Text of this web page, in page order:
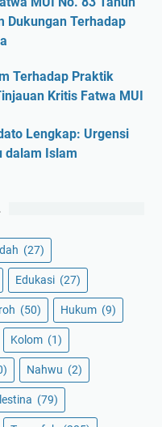
Dukungan Terhadap
Terhadap Praktik
Kritis Fatwa MUI
Lengkap: Urgensi
dalam Islam
(27)
Edukasi (27)
(50) Hukum (9)
Kolom (1)
Nahwu (2)
(79)